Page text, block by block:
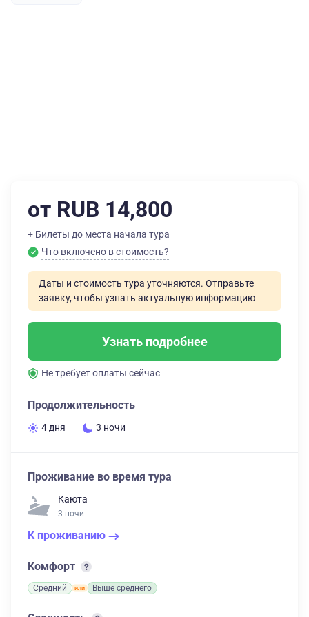
от RUB 14,800
+ Билеты до места начала тура
Что включено в стоимость?
Даты и стоимость тура уточняются. Отправьте
заявку, чтобы узнать актуальную информацию
Узнать подробнее
Не требует оплаты сейчас
Продолжительность
4 дня 3 ночи
Проживание во время тура
Каюта
3 ночи
К проживанию
Комфорт
Средний Выше среднего